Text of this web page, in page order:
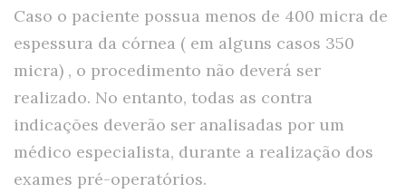
Caso o paciente possua menos de 400 micra de
espessura da córnea ( em alguns casos 350
micra) , o procedimento não deverá ser
realizado. No entanto, todas as contra
indicações deverão ser analisadas por um
médico especialista, durante a realização dos
exames pré-operatórios.